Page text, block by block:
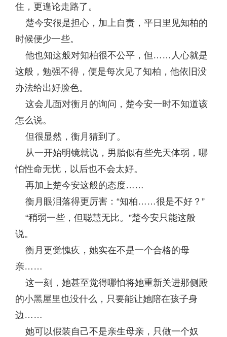
住，更遑论走路了。
楚今安很是担心，加上自责，平日里见知柏的
时候便少一些。
他也知这般对知柏很不公平，但……人心就是
这般，勉强不得，便是每次见了知柏，他依旧没
办法给出好脸色。
这会儿面对衡月的询问，楚今安一时不知道该
怎么说。
但很显然，衡月猜到了。
从一开始明镜就说，男胎似有些先天体弱，哪
怕性命无忧，以后也不会太好。
再加上楚今安这般的态度……
衡月眼泪落得更厉害：“知柏……很是不好？”
“稍弱一些，但聪慧无比。”楚今安只能这般
说。
衡月更觉愧疚，她实在不是一个合格的母
亲……
这一刻，她甚至觉得哪怕将她重新关进那侧殿
的小黑屋里也没什么，只要能让她陪在孩子身
边……
她可以假装自己不是亲生母亲，只做一个奴